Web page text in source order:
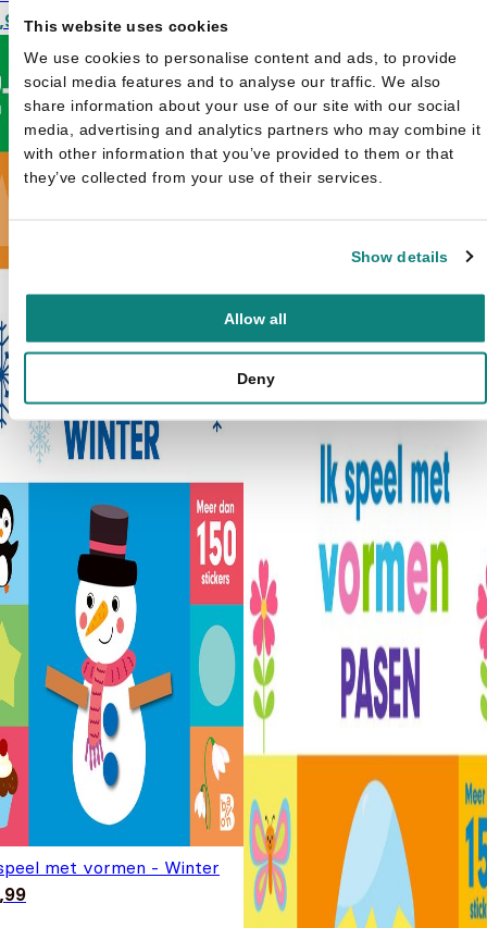
This website uses cookies
We use cookies to personalise content and ads, to provide
social media features and to analyse our traffic. We also
share information about your use of our site with our social
media, advertising and analytics partners who may combine it
with other information that you’ve provided to them or that
they’ve collected from your use of their services.
Show details
Allow all
Deny
prijs was:
Huidige prijs is: €5,99.
€3,99.
met vormen - Winter